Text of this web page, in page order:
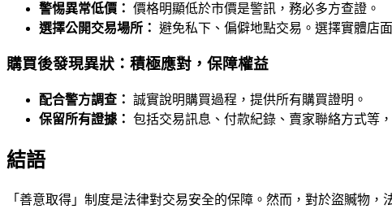
警惕異常低價： 價格明顯低於市價是警訊，務必多方查證。
選擇公開交易場所： 避免私下、偏僻地點交易。選擇實體店
購買後發現異狀：積極應對，保障權益
配合警方調查： 誠實說明購買過程，提供所有購買證明。
保留所有證據： 包括交易訊息、付款紀錄、賣家聯絡方式等
結語
「善意取得」制度是法律對交易安全的保障。然而，對於盜贓物